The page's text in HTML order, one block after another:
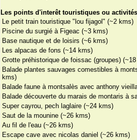
Les points d'interêt touristiques ou
Le petit train touristique "lou fijagol" (~2 kms)
Piscine du surgié à Figeac (~3 kms)
Base nautique et de loisirs (~6 kms)
Les alpacas de fons (~14 kms)
Grotte préhistorique de foissac (groupes)
Balade plantes sauvages comestibles à
kms)
Balade faune à montsalès avec anthony
Balade découverte du marais de montaris à
Super cayrou, pech laglaire (~24 kms)
Saut de la mounine (~26 kms)
Au fil de l'eau (~26 kms)
Escape cave avec nicolas daniel (~26 kms)